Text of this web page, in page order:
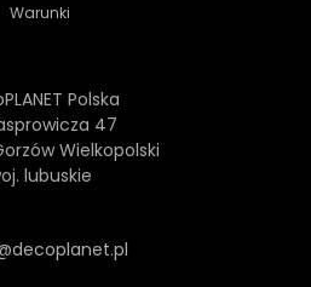
Warunki
Polska
47
Wielkopolski
lubuskie